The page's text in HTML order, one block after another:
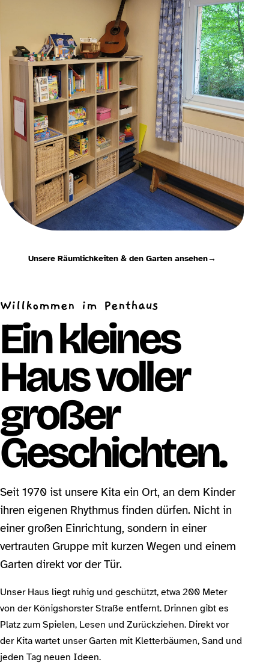
Unsere Räumlichkeiten & den Garten ansehen→
Willkommen im Penthaus
Ein kleines
Haus voller
großer
Geschichten.
Seit 1970 ist unsere Kita ein Ort, an dem Kinder
ihren eigenen Rhythmus finden dürfen. Nicht in
einer großen Einrichtung, sondern in einer
vertrauten Gruppe mit kurzen Wegen und einem
Garten direkt vor der Tür.
Unser Haus liegt ruhig und geschützt, etwa 200 Meter
von der Königshorster Straße entfernt. Drinnen gibt es
Platz zum Spielen, Lesen und Zurückziehen. Direkt vor
der Kita wartet unser Garten mit Kletterbäumen, Sand und
jeden Tag neuen Ideen.